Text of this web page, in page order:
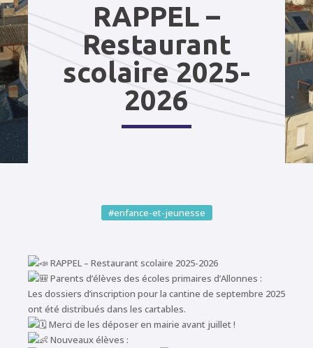
RAPPEL –
Restaurant
scolaire 2025-
2026
#enfance-et-jeunesse
RAPPEL – Restaurant scolaire 2025-2026
Parents d’élèves des écoles primaires d’Allonnes :
Les dossiers d’inscription pour la cantine de septembre 2025
ont été distribués dans les cartables.
Merci de les déposer en mairie avant juillet !
Nouveaux élèves :